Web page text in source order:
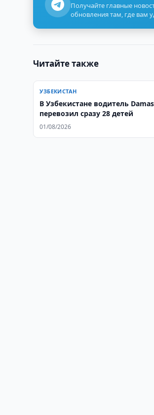
Получайте главные
обновления там, где вам
Читайте также
УЗБЕКИСТАН
В Узбекистане водитель Damas
перевозил сразу 28 детей
01/08/2026